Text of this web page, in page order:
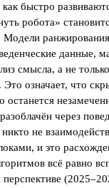
быстро
робота»
ранжирования
данные,
смысла, а не
означает, что
останется
через
никто не
и это
всё равно
перспективе